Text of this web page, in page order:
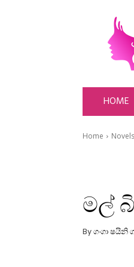
HOME
Home Novels
මල්
By ගංගා ෂයිනි